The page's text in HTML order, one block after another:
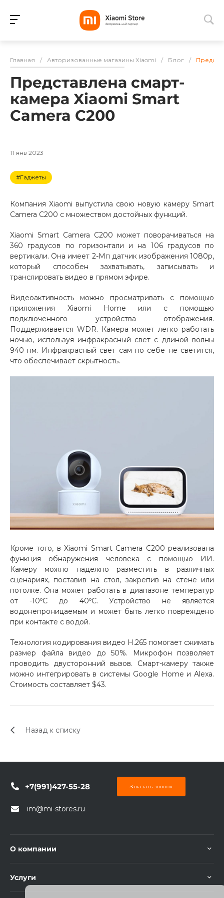
Разбейте
оплатуна части
без переплат
График платежей
Сегодня
в корзину
25% картой любого банка
Получайте товар
выбранный способом
Оставшиеся75% будут
об оплате Плайтом
25
недели
Остались вопросы?
Главная / Авторизованные магазины Xiaomi / Блог /
Представлена смарт-
камера Xiaomi Smart
Camera C200
11 янв 2023
#Гаджеты
Компания Xiaomi выпустила свою новую камеру Smart
Camera C200 с множеством достойных функций.
Xiaomi Smart Camera C200 может поворачиваться на
360 градусов по горизонтали и на 106 градусов по
вертикали. Она имеет 2-Мп датчик изображения 1080p,
который способен захватывать, записывать и
транслировать видео в прямом эфире.
Видеоактивность можно просматривать с помощью
приложения Xiaomi Home или с помощью
подключенного устройства отображения.
Поддерживается WDR. Камера может легко работать
ночью, используя инфракрасный свет с длиной волны
940 нм. Инфракрасный свет сам по себе не светится,
что обеспечивает скрытность.
Кроме того, в Xiaomi Smart Camera C200 реализована
функция обнаружения человека с помощью ИИ.
Камеру можно надежно разместить в различных
сценариях, поставив на стол, закрепив на стене или
потолке. Она может работать в диапазоне температур
от -10ºC до 40ºC. Устройство не является
водонепроницаемым и может быть легко повреждено
при контакте с водой.
Технология кодирования видео H.265 помогает сжимать
размер файла видео до 50%. Микрофон позволяет
проводить двусторонний вызов. Смарт-камеру также
можно интегрировать в системы Google Home и Alexa.
Стоимость составляет $43.
Назад к списку
+7(991)427-55-28 Заказать звонок
im@mi-stores.ru
О компании
Услуги